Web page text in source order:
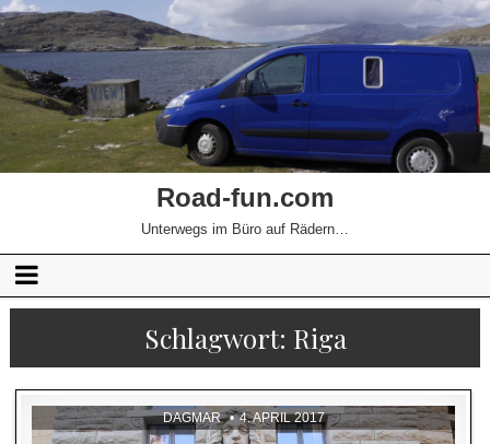
Road-fun.com
Unterwegs im Büro auf Rädern…
Schlagwort: Riga
DAGMAR 4. APRIL 2017